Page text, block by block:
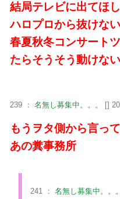
結局テレビに出てほ
ハロプロから抜けな
春夏秋冬コンサート
たらそうそう動けない
239 ： 名無し募集中。。。 []
もうヲタ側から言っ
あの糞事務所
241 ： 名無し募集中。。